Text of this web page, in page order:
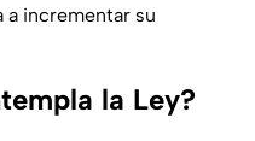
a incrementar su
la Ley?